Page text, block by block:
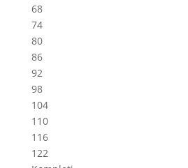
68
74
80
86
92
98
104
110
116
122